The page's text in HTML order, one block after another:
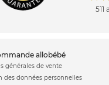
511
allobébé
générales de vente
des données personnelles